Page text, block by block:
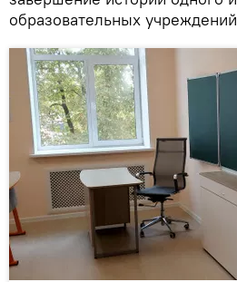
образовательных